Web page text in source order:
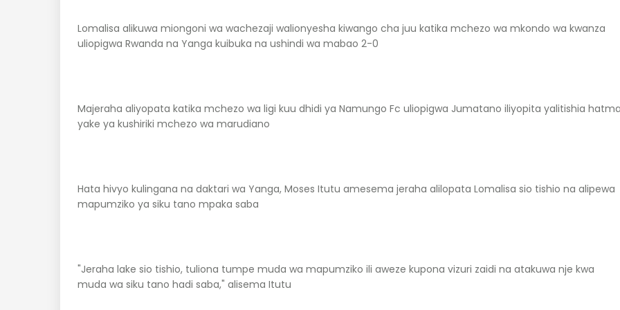
Lomalisa alikuwa miongoni wa wachezaji walionyesha kiwango cha juu katika mchezo wa mkondo wa kwanza
uliopigwa Rwanda na Yanga kuibuka na ushindi wa mabao 2-0
Majeraha aliyopata katika mchezo wa ligi kuu dhidi ya Namungo Fc uliopigwa Jumatano iliyopita yalitishia
yake ya kushiriki mchezo wa marudiano
Hata hivyo kulingana na daktari wa Yanga, Moses Itutu amesema jeraha alilopata Lomalisa sio tishio na alipewa
mapumziko ya siku tano mpaka saba
"Jeraha lake sio tishio, tuliona tumpe muda wa mapumziko ili aweze kupona vizuri zaidi na atakuwa nje kwa
muda wa siku tano hadi saba," alisema Itutu